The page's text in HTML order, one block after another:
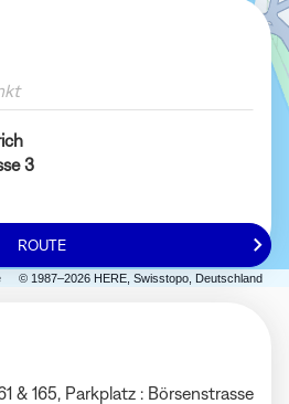
© 1987–2026 HERE, Swisstopo, Deutschland
3
ROUTE
ZUM
BONGÉNIE
ZÜRICH-
& 165, Parkplatz : Börsenstrasse